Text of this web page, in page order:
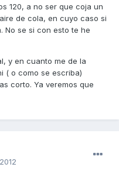
120, a no ser que coja un
de cola, en cuyo caso si
No se si con esto te he
y en cuanto me de la
( o como se escriba)
corto. Ya veremos que